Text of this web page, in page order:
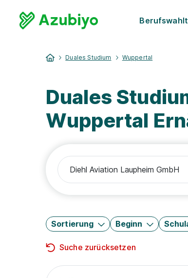
Duales Studium Wuppertal
Duales
Wuppertal
Sortierung Beginn
Suche zurücksetzen